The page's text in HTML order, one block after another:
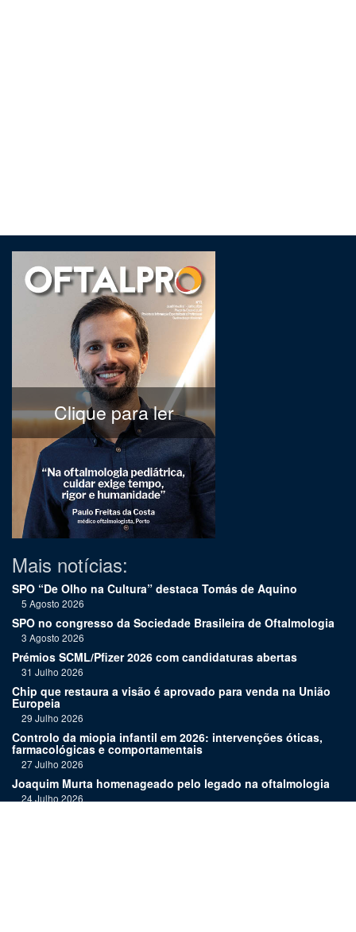
Clique para ler
Mais notícias:
SPO “De Olho na Cultura” destaca Tomás de Aquino
5 Agosto 2026
SPO no congresso da Sociedade Brasileira de Oftalmologia
3 Agosto 2026
Prémios SCML/Pfizer 2026 com candidaturas abertas
31 Julho 2026
Chip que restaura a visão é aprovado para venda na União
Europeia
29 Julho 2026
Controlo da miopia infantil em 2026: intervenções óticas,
farmacológicas e comportamentais
27 Julho 2026
Joaquim Murta homenageado pelo legado na oftalmologia
24 Julho 2026